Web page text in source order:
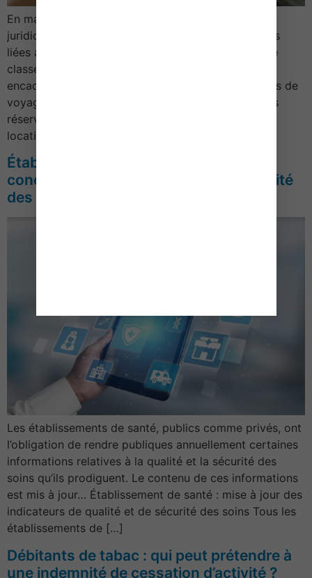
En matière de tourisme, de récentes mises à jour
juridiques sécurisent les procédures administratives
liées au secteur du tourisme, clarifient les règles de
classement des communes et des hébergements,
encadrent les frais d’immatriculation des opérateurs de
voyages et modifient les conditions financières des
réservations saisonnières. En ce qui concerne les
locations saisonnières La réservation d’une […]
Établissements de santé : du nouveau
concernant la transparence sur la qualité
des soins
Les établissements de santé, publics comme privés, ont
l’obligation de rendre publiques annuellement certaines
informations relatives à la qualité et la sécurité des
soins qu’ils prodiguent. Le contenu de ces informations
est mis à jour… Établissement de santé : mise à jour des
indicateurs de qualité et de sécurité des soins Tous les
établissements de […]
Débitants de tabac : qui peut prétendre à
une indemnité de cessation d’activité ?